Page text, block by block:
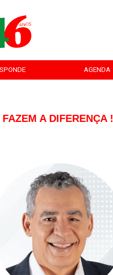
AGENDA
A DIFERENÇA !